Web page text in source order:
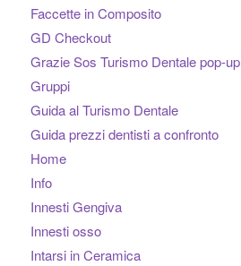
Faccette in Composito
GD Checkout
Grazie Sos Turismo Dentale pop-up
Gruppi
Guida al Turismo Dentale
Guida prezzi dentisti a confronto
Home
Info
Innesti Gengiva
Innesti osso
Intarsi in Ceramica